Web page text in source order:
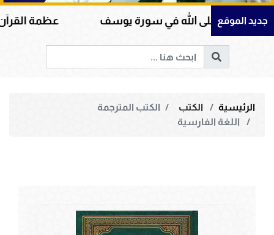
جديد الموقع
الله في سورة يوسف عظمة القرآن الكريم في
الرئيسية الكتب
الكتب المترجمة
اللغة الفارسية